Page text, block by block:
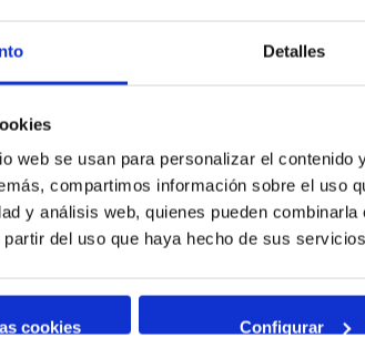
Detalles
web se usan para personalizar el
compartimos información sobre el uso
y análisis web, quienes pueden
del uso que haya hecho de sus
cookies Configurar
Operaciones y servicios
portuarios
Bunkering
Solicitud de Servicios
Tarifas y tasas
SEA -